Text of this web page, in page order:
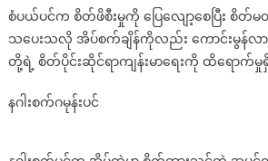
စံပယ်ပင်က စိတ်ဖိစီးမှုကို ပြေလျော့စေပြီး စိတ်
သပေးသလို အိပ်စက်ချိန်ကိုလည်း ကောင်းမွန်
တို့ရဲ့ စိတ်ပိုင်းဆိုင်ရာကျန်းမာရေးကို ထိရောက်မှု
နဂါးစက်ဂမုန်းပင်